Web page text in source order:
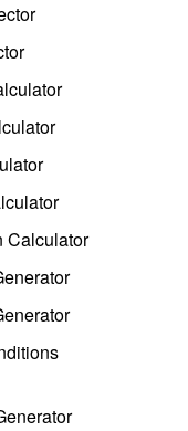
Calculator